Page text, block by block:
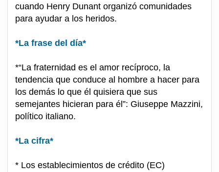
cuando Henry Dunant organizó comunidades
para ayudar a los heridos.
*La frase del día*
*“La fraternidad es el amor recíproco, la
tendencia que conduce al hombre a hacer para
los demás lo que él quisiera que sus
semejantes hicieran para él”: Giuseppe Mazzini,
político italiano.
*La cifra*
* Los establecimientos de crédito (EC)